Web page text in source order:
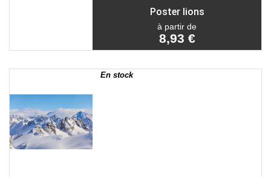
Poster lions
à partir de
8,93 €
En stock